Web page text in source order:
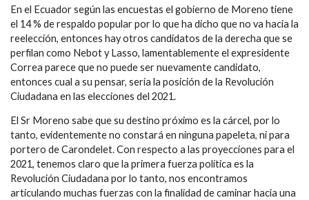
En el Ecuador según las encuestas el gobierno de Moreno tiene
el 14 % de respaldo popular por lo que ha dicho que no va hacia la
reelección, entonces hay otros candidatos de la derecha que se
perfilan como Nebot y Lasso, lamentablemente el expresidente
Correa parece que no puede ser nuevamente candidato,
entonces cual a su pensar, sería la posición de la Revolución
Ciudadana en las elecciones del 2021.
El Sr Moreno sabe que su destino próximo es la cárcel, por lo
tanto, evidentemente no constará en ninguna papeleta, ni para
portero de Carondelet. Con respecto a las proyecciones para el
2021, tenemos claro que la primera fuerza política es la
Revolución Ciudadana por lo tanto, nos encontramos
articulando muchas fuerzas con la finalidad de caminar hacia una